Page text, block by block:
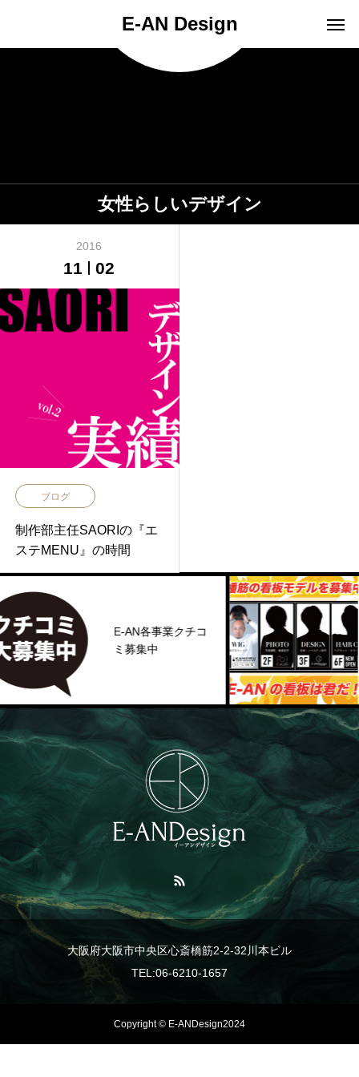
E-AN Design
女性らしいデザイン
2016
11 02
ブログ
制作部主任SAORIの『エ
ステMENU』の時間
E-AN各事業クチコ
ミ募集中
大阪府大阪市中央区心斎橋筋2-2-32川本ビル
TEL:06-6210-1657
Copyright © E-ANDesign2024